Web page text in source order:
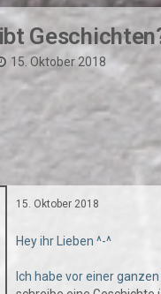
15. Oktober 2018
15. Oktober 2018
Hey ihr Lieben ^-^
Ich habe vor einer